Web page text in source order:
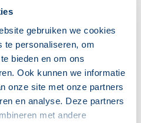
gebruiken we cookies
te personaliseren, om
bieden en om ons
Ook kunnen we informatie
onze site met onze partners
en analyse. Deze partners
met andere
Netwerk gelukkig
(2019)
Deltion College
(2018)
Netwerk(2018)
naar Duitsland(2018)
logistieke sector (2017)
(2017)